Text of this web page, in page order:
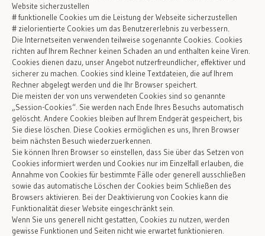
Website sicherzustellen
# funktionelle Cookies um die Leistung der Webseite sicherzustellen
# zielorientierte Cookies um das Benutzererlebnis zu verbessern.
Die Internetseiten verwenden teilweise sogenannte Cookies. Cookies
richten auf Ihrem Rechner keinen Schaden an und enthalten keine Viren.
Cookies dienen dazu, unser Angebot nutzerfreundlicher, effektiver und
sicherer zu machen. Cookies sind kleine Textdateien, die auf Ihrem
Rechner abgelegt werden und die Ihr Browser speichert.
Die meisten der von uns verwendeten Cookies sind so genannte
„Session-Cookies“. Sie werden nach Ende Ihres Besuchs automatisch
gelöscht. Andere Cookies bleiben auf Ihrem Endgerät gespeichert, bis
Sie diese löschen. Diese Cookies ermöglichen es uns, Ihren Browser
beim nächsten Besuch wiederzuerkennen.
Sie können Ihren Browser so einstellen, dass Sie über das Setzen von
Cookies informiert werden und Cookies nur im Einzelfall erlauben, die
Annahme von Cookies für bestimmte Fälle oder generell ausschließen
sowie das automatische Löschen der Cookies beim Schließen des
Browsers aktivieren. Bei der Deaktivierung von Cookies kann die
Funktionalität dieser Website eingeschränkt sein.
Wenn Sie uns generell nicht gestatten, Cookies zu nutzen, werden
gewisse Funktionen und Seiten nicht wie erwartet funktionieren.